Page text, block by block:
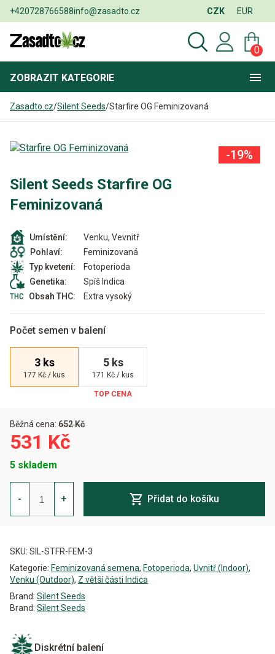
+420728766588info@zasadto.cz CZK EUR
0
ZOBRAZIT KATEGORIE
Zasadto.cz/Silent Seeds/Starfire OG Feminizovaná
Silent Seeds Starfire OG
Feminizovaná
Umístění:
Venku, Vevnitř
Pohlaví:
Feminizovaná
Typ kvetení:
Fotoperioda
Genetika:
Spíš Indica
Obsah THC:
Extra vysoký
Počet semen v balení
3 ks
177 Kč / kus
5 ks
171 Kč / kus
Běžná cena: 652 Kč
-19%
531 Kč
5 skladem
-
Starfire
OG
Feminizovaná
množství
+ Přidat do košíku
SKU: SIL-STFR-FEM-3
Kategorie: Feminizovaná semena, Fotoperioda, Uvnitř (Indoor),
Venku (Outdoor), Z větší části Indica
Brand: Silent Seeds
Brand: Silent Seeds
Diskrétní balení